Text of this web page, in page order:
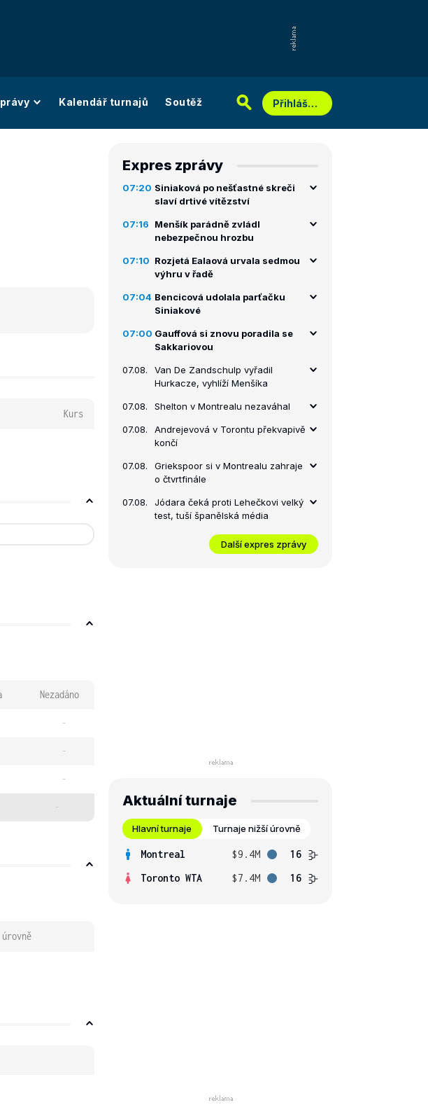
Kalendář turnajů Soutěž Přihlášení
Kurs
Nezadáno
-
-
-
-
Expres zprávy
07:20 Siniaková po nešťastné skreči
slaví drtivé vítězství
07:16
Menšík parádně zvládl
nebezpečnou hrozbu
07:10 Rozjetá Ealaová urvala sedmou
výhru v řadě
07:04 Bencicová udolala parťačku
Siniakové
07:00 Gauffová si znovu poradila se
Sakkariovou
07.08.
Van De Zandschulp vyřadil
Hurkacze, vyhlíží Menšíka
07.08. Shelton v Montrealu nezaváhal
07.08.
Andrejevová v Torontu překvapivě
končí
07.08.
Griekspoor si v Montrealu zahraje
o čtvrtfinále
07.08.
Jódara čeká proti Lehečkovi velký
test, tuší španělská média
Další expres zprávy
Aktuální turnaje
Hlavní turnaje Turnaje nižší úrovně
Montreal $9.4M
16
Toronto WTA
$7.4M 16